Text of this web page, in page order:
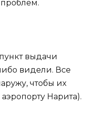
выдачи
видели. Все
чтобы их
Нарита).